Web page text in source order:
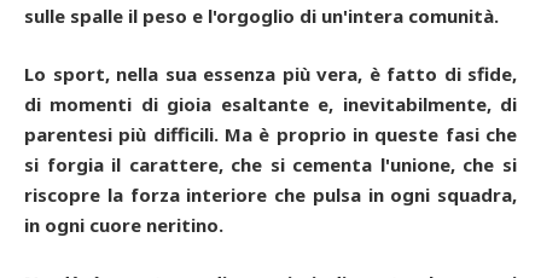
sulle spalle il peso e l'orgoglio di un'intera comunità.
Lo sport, nella sua essenza più vera, è fatto di sfide,
di momenti di gioia esaltante e, inevitabilmente, di
parentesi più difficili. Ma è proprio in queste fasi che
si forgia il carattere, che si cementa l'unione, che si
riscopre la forza interiore che pulsa in ogni squadra,
in ogni cuore neritino.